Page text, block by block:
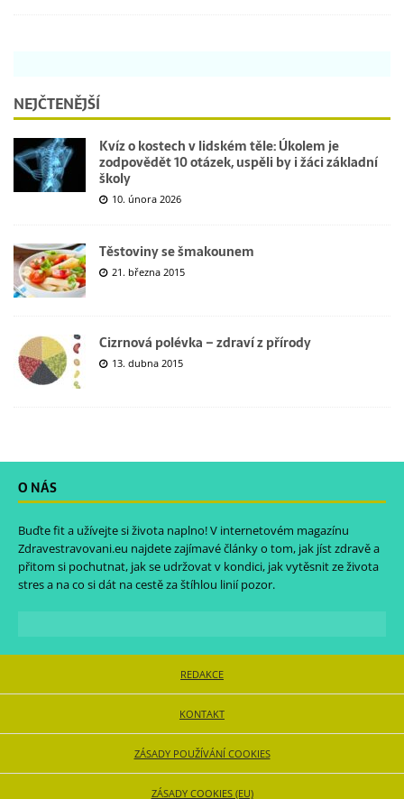
NEJČTENĚJŠÍ
Kvíz o kostech v lidském těle: Úkolem je
zodpovědět 10 otázek, uspěli by i žáci základní
školy
10. února 2026
Těstoviny se šmakounem
21. března 2015
Cizrnová polévka – zdraví z přírody
13. dubna 2015
O NÁS
Buďte fit a užívejte si života naplno! V internetovém magazínu
Zdravestravovani.eu najdete zajímavé články o tom, jak jíst zdravě a
přitom si pochutnat, jak se udržovat v kondici, jak vytěsnit ze života
stres a na co si dát na cestě za štíhlou linií pozor.
REDAKCE
KONTAKT
ZÁSADY POUŽÍVÁNÍ COOKIES
ZÁSADY COOKIES (EU)